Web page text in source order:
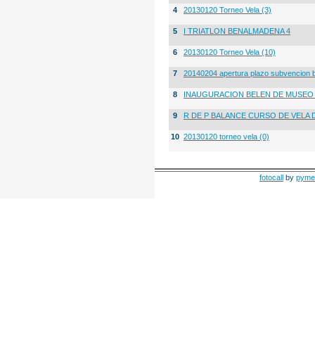
4 20130120 Torneo Vela (3)
5 I TRIATLON BENALMADENA 4
6 20130120 Torneo Vela (10)
7 20140204 apertura plazo subvencion
8 INAUGURACION BELEN DE
9 R DE P BALANCE CURSO DE VELA
10 20130120 torneo vela (0)
fotocall by